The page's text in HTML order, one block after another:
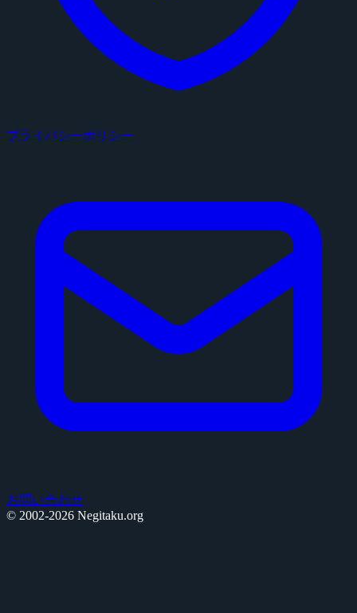
プライバシーポリシー
お問い合わせ
© 2002-2026 Negitaku.org